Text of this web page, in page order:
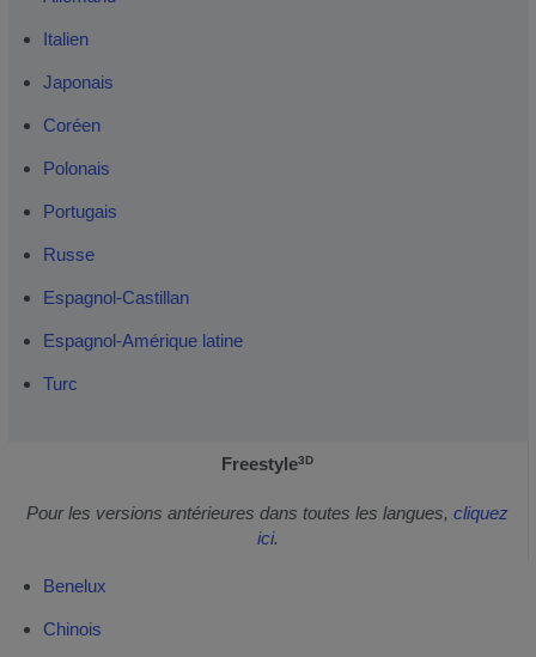
Italien
Japonais
Coréen
Polonais
Portugais
Russe
Espagnol-Castillan
Espagnol-Amérique latine
Turc
Freestyle3D
Pour les versions antérieures dans toutes les langues, cliquez
ici.
Benelux
Chinois